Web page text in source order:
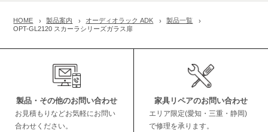
HOME 製品案内 オーディオラック ADK
製品一覧
OPT-GL2120 スカーラシリーズガラス扉
製品・その他のお問い合わせ
お見積もりなどお気軽にお問い
合わせください。
家具リペアのお問い合わせ
エリア限定(愛知・三重・静岡)
で修理を承ります。